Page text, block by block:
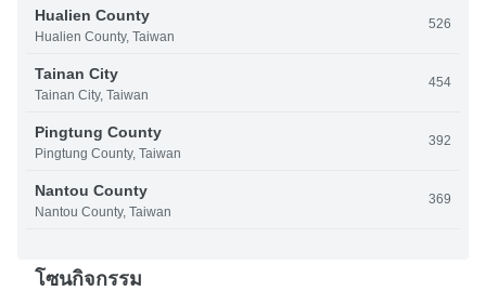
Hualien County
Hualien County, Taiwan
526
Tainan City
Tainan City, Taiwan
454
Pingtung County
Pingtung County, Taiwan
392
Nantou County
Nantou County, Taiwan
369
โซนกิจกรรม